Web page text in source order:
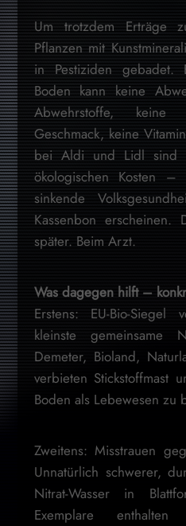
Um trotzdem Erträge
Pflanzen mit
in Pestiziden gebadet.
Boden kann keine
Abwehrstoffe, keine
Geschmack, keine
bei Aldi und Lidl sind
ökologischen Kosten –
sinkende
Kassenbon
später. Beim Arzt.
Was dagegen hilft –
Erstens: EU-Bio-
kleinste gemeinsame
Demeter, Bioland,
verbieten Stickstoffmast
Boden als Lebewesen zu
Zweitens: Misstrauen
Unnatürlich schwerer,
Nitrat-Wasser in
Exemplare